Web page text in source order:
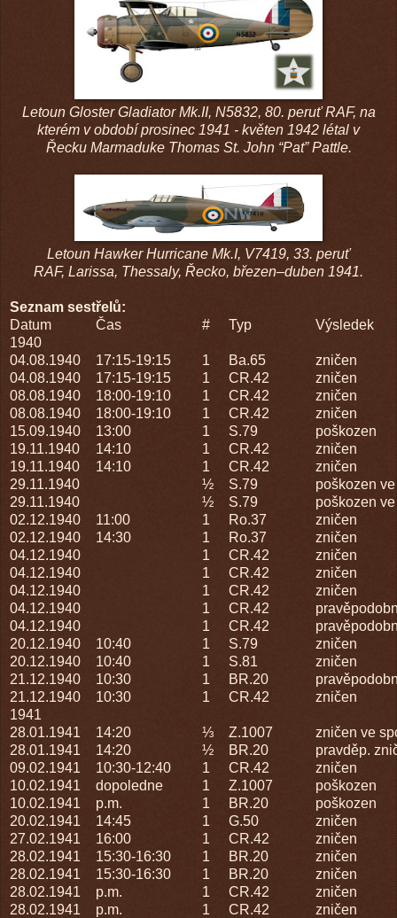
Letoun Gloster Gladiator Mk.II, N5832, 80. peruť RAF, na
kterém v období prosinec 1941 - květen 1942 létal v
Řecku Marmaduke Thomas St. John “Pat” Pattle.
Letoun Hawker Hurricane Mk.I, V7419, 33. peruť
RAF, Larissa, Thessaly, Řecko, březen–duben 1941.
Seznam sestřelů:
Datum
Čas # Typ
Výsledek
1940
04.08.1940
17:15-19:15 1 Ba.65
zničen
04.08.1940
17:15-19:15 1 CR.42
zničen
08.08.1940
18:00-19:10 1 CR.42
zničen
08.08.1940
18:00-19:10 1 CR.42
zničen
15.09.1940
13:00 1 S.79
poškozen
19.11.1940
14:10 1 CR.42
zničen
19.11.1940
14:10 1 CR.42
zničen
29.11.1940
½ S.79
poškozen
29.11.1940
½ S.79
poškozen
02.12.1940
11:00 1 Ro.37
zničen
02.12.1940
14:30 1 Ro.37
zničen
04.12.1940
1 CR.42
zničen
04.12.1940
1 CR.42
zničen
04.12.1940
1 CR.42
zničen
04.12.1940
1 CR.42
04.12.1940
1 CR.42
20.12.1940
10:40 1 S.79
zničen
20.12.1940
10:40 1 S.81
zničen
21.12.1940
10:30 1 BR.20
21.12.1940
10:30 1 CR.42
zničen
1941
28.01.1941
14:20 ⅓ Z.1007
zničen ve
28.01.1941
14:20 ½ BR.20
pravděp.
09.02.1941
10:30-12:40 1 CR.42
zničen
10.02.1941
dopoledne 1 Z.1007
poškozen
10.02.1941
p.m. 1 BR.20
poškozen
20.02.1941
14:45 1 G.50
zničen
27.02.1941
16:00 1 CR.42
zničen
28.02.1941
15:30-16:30 1 BR.20
zničen
28.02.1941
15:30-16:30 1 BR.20
zničen
28.02.1941
p.m. 1 CR.42
zničen
28.02.1941
p.m. 1 CR.42
zničen